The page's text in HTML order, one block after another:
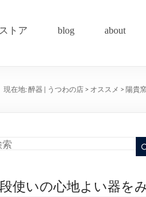
トア blog about
現在地: 醉器 | うつわの店> オススメ > 陽貴
使いの心地よい器を